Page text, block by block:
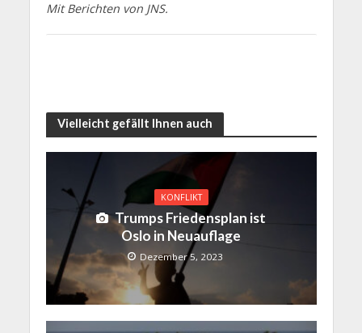
Mit Berichten von JNS.
Vielleicht gefällt Ihnen auch
KONFLIKT
Trumps Friedensplan ist
Oslo in Neuauflage
Dezember 5, 2023